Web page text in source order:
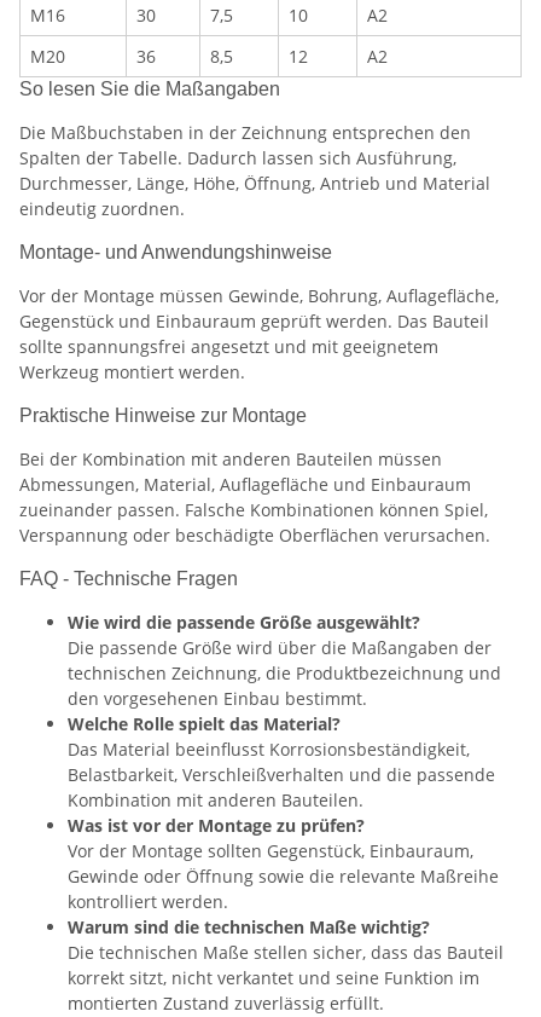
M16
30 7,5 10
A2
M20
36 8,5 12 A2
So lesen Sie die Maßangaben
Die Maßbuchstaben in der Zeichnung entsprechen den
Spalten der Tabelle. Dadurch lassen sich Ausführung,
Durchmesser, Länge, Höhe, Öffnung, Antrieb und Material
eindeutig zuordnen.
Montage- und Anwendungshinweise
Vor der Montage müssen Gewinde, Bohrung, Auflagefläche,
Gegenstück und Einbauraum geprüft werden. Das Bauteil
sollte spannungsfrei angesetzt und mit geeignetem
Werkzeug montiert werden.
Praktische Hinweise zur Montage
Bei der Kombination mit anderen Bauteilen müssen
Abmessungen, Material, Auflagefläche und Einbauraum
zueinander passen. Falsche Kombinationen können Spiel,
Verspannung oder beschädigte Oberflächen verursachen.
FAQ - Technische Fragen
Wie wird die passende Größe ausgewählt?
Die passende Größe wird über die Maßangaben der
technischen Zeichnung, die Produktbezeichnung und
den vorgesehenen Einbau bestimmt.
Welche Rolle spielt das Material?
Das Material beeinflusst Korrosionsbeständigkeit,
Belastbarkeit, Verschleißverhalten und die passende
Kombination mit anderen Bauteilen.
Was ist vor der Montage zu prüfen?
Vor der Montage sollten Gegenstück, Einbauraum,
Gewinde oder Öffnung sowie die relevante Maßreihe
kontrolliert werden.
Warum sind die technischen Maße wichtig?
Die technischen Maße stellen sicher, dass das Bauteil
korrekt sitzt, nicht verkantet und seine Funktion im
montierten Zustand zuverlässig erfüllt.